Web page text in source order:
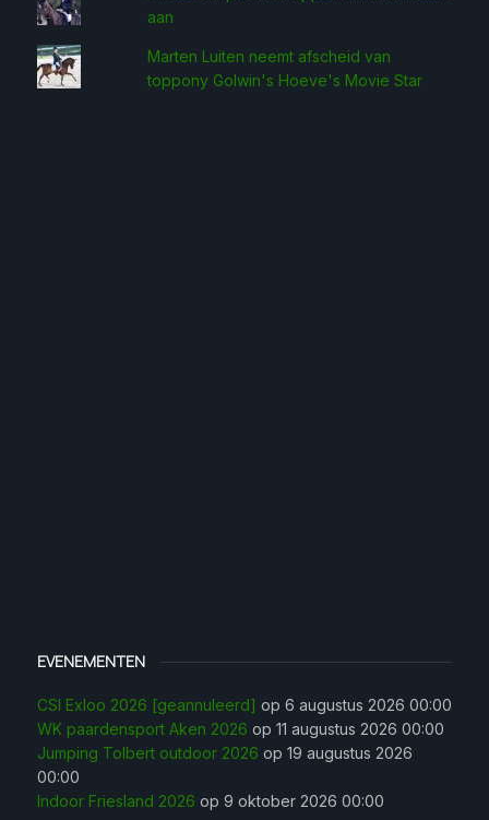
aan
Marten Luiten neemt afscheid van
toppony Golwin's Hoeve's Movie Star
EVENEMENTEN
CSI Exloo 2026 [geannuleerd] op 6 augustus 2026 00:00
WK paardensport Aken 2026 op 11 augustus 2026 00:00
Jumping Tolbert outdoor 2026 op 19 augustus 2026
00:00
Indoor Friesland 2026 op 9 oktober 2026 00:00